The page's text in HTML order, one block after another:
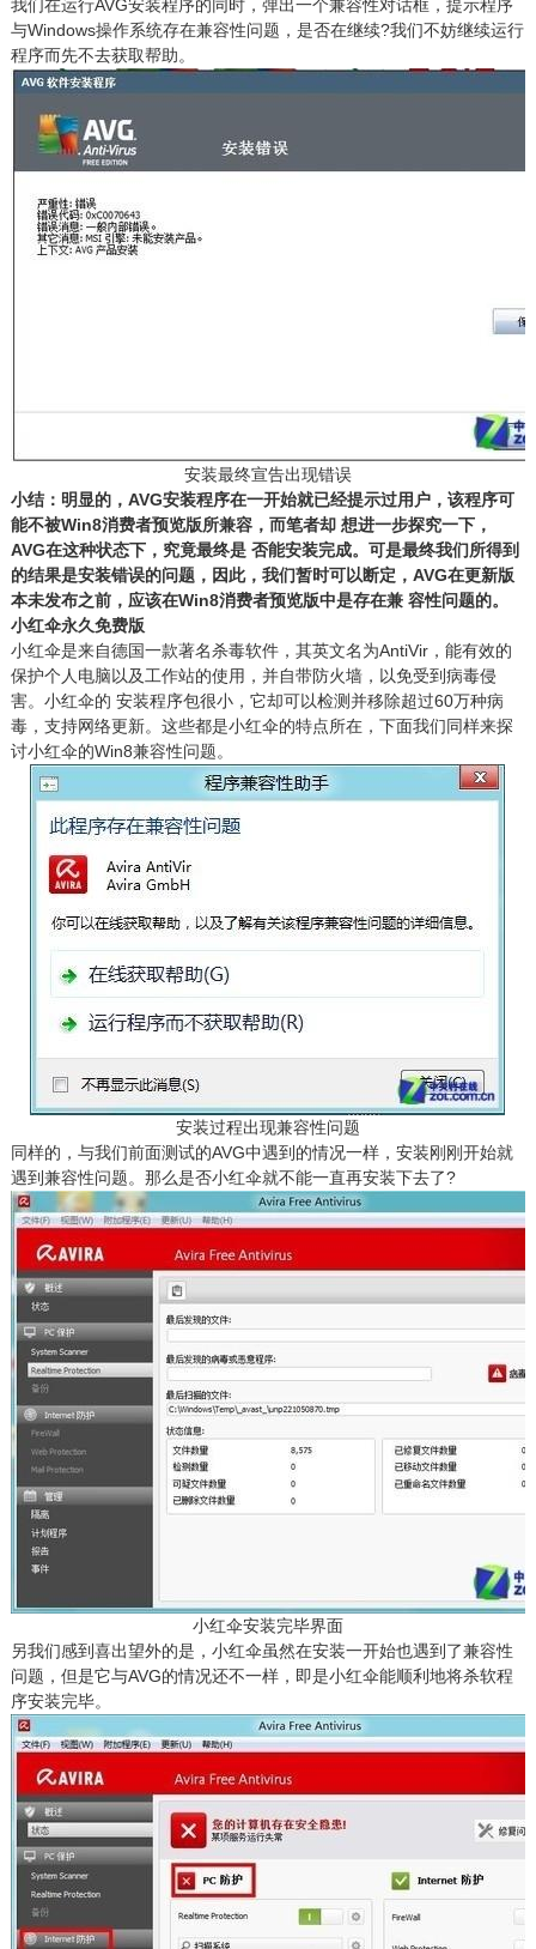
我们在运行AVG安装程序的同时，弹出一个兼容性对话框，提示程序
与Windows操作系统存在兼容性问题，是否在继续?我们不妨继续运行
程序而先不去获取帮助。
安装最终宣告出现错误
小结：明显的，AVG安装程序在一开始就已经提示过用户，该程序可
能不被Win8消费者预览版所兼容，而笔者却 想进一步探究一下，
AVG在这种状态下，究竟最终是 否能安装完成。可是最终我们所得到
的结果是安装错误的问题，因此，我们暂时可以断定，AVG在更新版
本未发布之前，应该在Win8消费者预览版中是存在兼 容性问题的。
小红伞永久免费版
小红伞是来自德国一款著名杀毒软件，其英文名为AntiVir，能有效的
保护个人电脑以及工作站的使用，并自带防火墙，以免受到病毒侵
害。小红伞的 安装程序包很小，它却可以检测并移除超过60万种病
毒，支持网络更新。这些都是小红伞的特点所在，下面我们同样来探
讨小红伞的Win8兼容性问题。
安装过程出现兼容性问题
同样的，与我们前面测试的AVG中遇到的情况一样，安装刚刚开始就
遇到兼容性问题。那么是否小红伞就不能一直再安装下去了?
小红伞安装完毕界面
另我们感到喜出望外的是，小红伞虽然在安装一开始也遇到了兼容性
问题，但是它与AVG的情况还不一样，即是小红伞能顺利地将杀软程
序安装完毕。